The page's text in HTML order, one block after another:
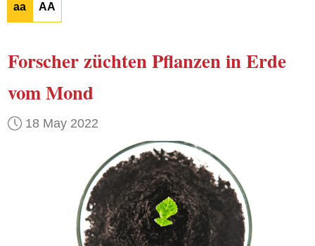
aa AA
Forscherzüchten Pflanzenin Erde
vom Mond
18 May 2022